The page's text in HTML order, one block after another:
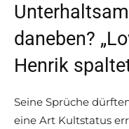
daneben?
Henrik
Seine Sprüche
eine Art Kultstatus